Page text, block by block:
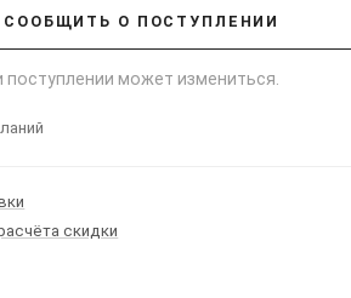
СООБЩИТЬ О ПОСТУПЛЕНИИ
поступлении может измениться.
скидки